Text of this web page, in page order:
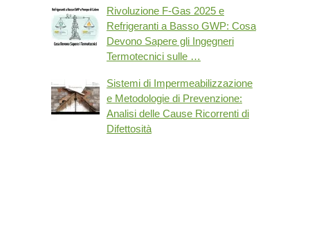
Rivoluzione F-Gas 2025 e
Refrigeranti a Basso GWP: Cosa
Devono Sapere gli Ingegneri
Termotecnici sulle …
Sistemi di Impermeabilizzazione
e Metodologie di Prevenzione:
Analisi delle Cause Ricorrenti di
Difettosità